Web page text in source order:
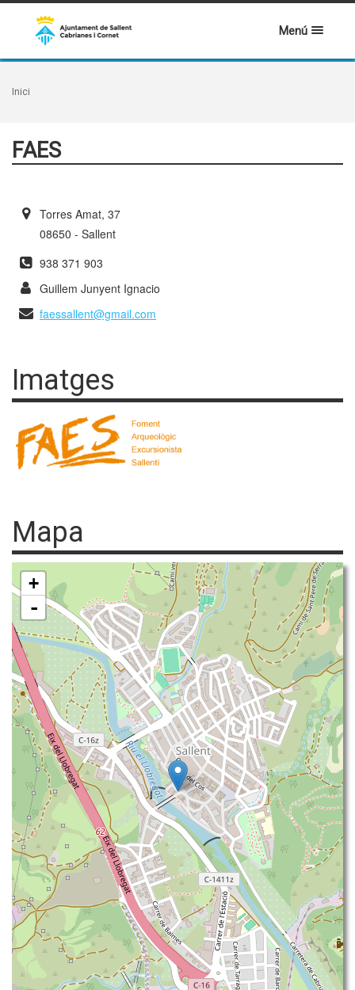
Menú
Inici
FAES
Torres Amat, 37
08650 - Sallent
938 371 903
Guillem Junyent Ignacio
faessallent@gmail.com
Imatges
Mapa
+
-